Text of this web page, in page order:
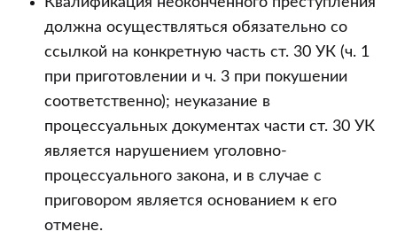
должна осуществляться обязательно со
ссылкой на конкретную часть ст. 30 УК (ч. 1
при приготовлении и ч. 3 при покушении
соответственно); неуказание в
процессуальных документах части ст. 30 УК
является нарушением уголовно-
процессуального закона, и в случае с
приговором является основанием к его
отмене.